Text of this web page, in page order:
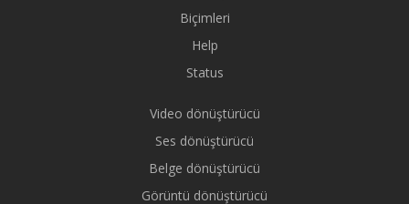
Biçimleri
Help
Status
Video dönüştürücü
Ses dönüştürücü
Belge dönüştürücü
Görüntü dönüştürücü